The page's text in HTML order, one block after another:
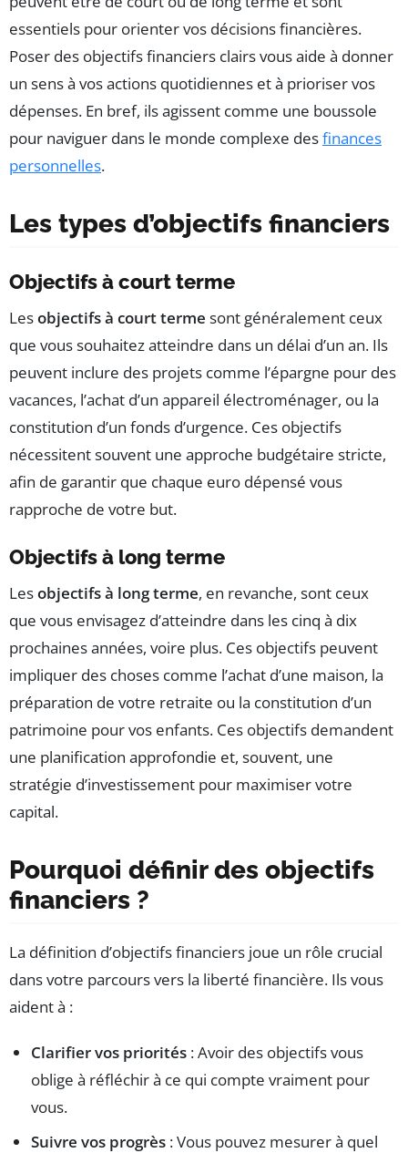
essentiels pour orienter vos décisions financières.
Poser des objectifs financiers clairs vous aide à donner
un sens à vos actions quotidiennes et à prioriser vos
dépenses. En bref, ils agissent comme une boussole
pour naviguer dans le monde complexe desfinances
personnelles.
Les types d’objectifs financiers
Objectifs à court terme
Lesobjectifs à court terme sont généralement ceux
que vous souhaitez atteindre dans un délai d’un an. Ils
peuvent inclure des projets comme l’épargne pour des
vacances, l’achat d’un appareil électroménager, ou la
constitution d’un fonds d’urgence. Ces objectifs
nécessitent souvent une approche budgétaire stricte,
afin de garantir que chaque euro dépensé vous
rapproche de votre but.
Objectifs à long terme
Lesobjectifs à long terme, en revanche, sont ceux
que vous envisagez d’atteindre dans les cinq à dix
prochaines années, voire plus. Ces objectifs peuvent
impliquer des choses comme l’achat d’une maison, la
préparation de votre retraite ou la constitution d’un
patrimoine pour vos enfants. Ces objectifs demandent
une planification approfondie et, souvent, une
stratégie d’investissement pour maximiser votre
capital.
Pourquoi définir des objectifs
financiers ?
La définition d’objectifs financiers joue un rôle crucial
dans votre parcours vers la liberté financière. Ils vous
aident à :
Clarifier vos priorités : Avoir des objectifs vous
oblige à réfléchir à ce qui compte vraiment pour
vous.
Suivre vos progrès : Vous pouvez mesurer à quel